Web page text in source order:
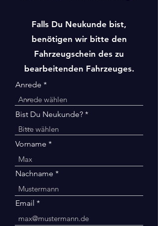
Falls Du Neukunde bist,
benötigen wir bitte den
Fahrzeugschein des zu
bearbeitenden Fahrzeuges.
Anrede
Bist Du Neukunde?
Vorname
Nachname
Email